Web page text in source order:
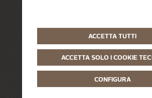
ACCETTA TUTTI
ACCETTA SOLO I COOKIE
CONFIGURA